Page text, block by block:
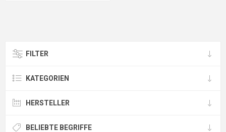
FILTER
KATEGORIEN
HERSTELLER
BELIEBTE BEGRIFFE